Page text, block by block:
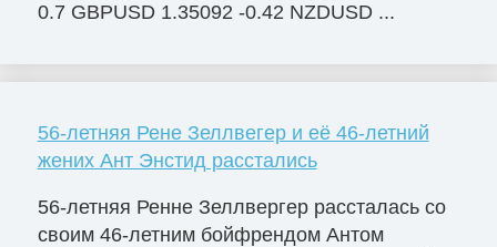
0.7 GBPUSD 1.35092 -0.42 NZDUSD ...
56-летняя Рене Зеллвегер и её 46-летний
жених Ант Энстид расстались
56-летняя Ренне Зеллвергер рассталась со
своим 46-летним бойфрендом Антом